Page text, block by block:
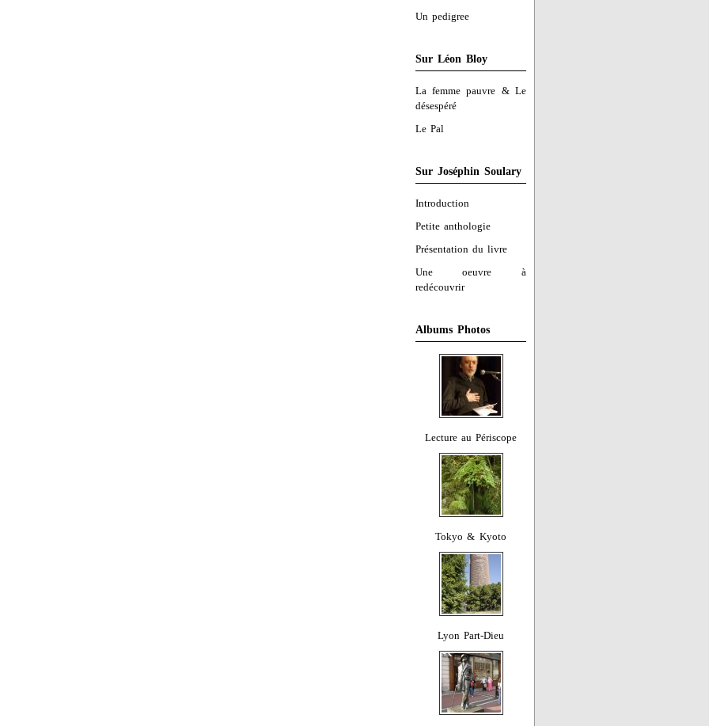
Un pedigree
Sur Léon Bloy
La femme pauvre & Le
désespéré
Le Pal
Sur Joséphin Soulary
Introduction
Petite anthologie
Présentation du livre
Une oeuvre à
redécouvrir
Albums Photos
Lecture au Périscope
Tokyo & Kyoto
Lyon Part-Dieu